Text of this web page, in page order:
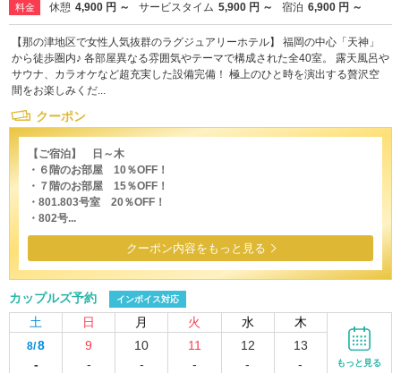
料金 休憩 4,900 円 ～ サービスタイム 5,900 円 ～ 宿泊 6,900 円 ～
【那の津地区で女性人気抜群のラグジュアリーホテル】 福岡の中心「天神」
から徒歩圏内♪ 各部屋異なる雰囲気やテーマで構成された全40室。 露天風呂や
サウナ、カラオケなど超充実した設備完備！ 極上のひと時を演出する贅沢空
間をお楽しみくだ...
クーポン
【ご宿泊】 日～木
・６階のお部屋 10％OFF！
・７階のお部屋 15％OFF！
・801.803号室 20％OFF！
・802号...
クーポン内容をもっと見る
カップルズ予約 インボイス対応
土 日 月 火 水 木
8/8
-
9
-
10
-
11
-
12
-
13
-
もっと見る